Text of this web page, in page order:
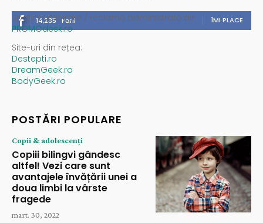
14,235 Fani ÎMI PLACE
Spații publicitare / reclamă administrată de
PROMOdesk.ro
Site-uri din rețea:
Destepti.ro
DreamGeek.ro
BodyGeek.ro
POSTĂRI POPULARE
Copii & adolescenți
Copiii bilingvi gândesc
altfel! Vezi care sunt
avantajele învățării unei a
doua limbi la vârste
fragede
mart. 30, 2022